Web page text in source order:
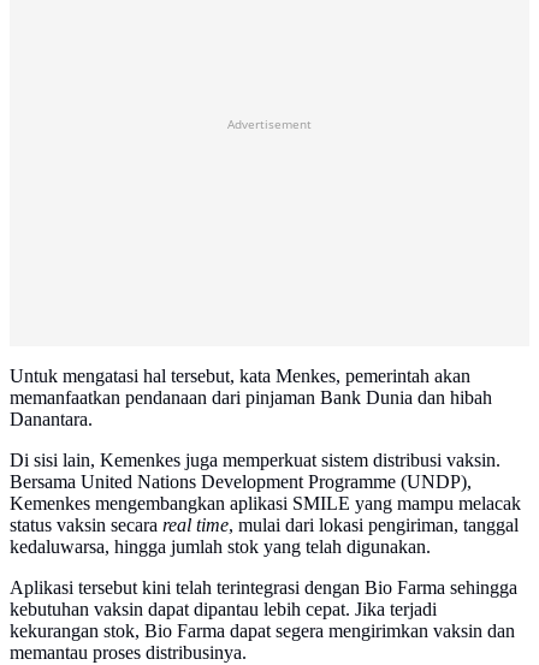
Advertisement
Untuk mengatasi hal tersebut, kata Menkes, pemerintah akan
memanfaatkan pendanaan dari pinjaman Bank Dunia dan hibah
Danantara.
Di sisi lain, Kemenkes juga memperkuat sistem distribusi vaksin.
Bersama United Nations Development Programme (UNDP),
Kemenkes mengembangkan aplikasi SMILE yang mampu melacak
status vaksin secara real time, mulai dari lokasi pengiriman, tanggal
kedaluwarsa, hingga jumlah stok yang telah digunakan.
Aplikasi tersebut kini telah terintegrasi dengan Bio Farma sehingga
kebutuhan vaksin dapat dipantau lebih cepat. Jika terjadi
kekurangan stok, Bio Farma dapat segera mengirimkan vaksin dan
memantau proses distribusinya.